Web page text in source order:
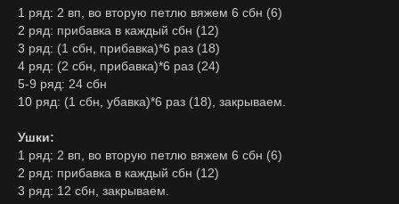
1 ряд: 2 вп, во вторую петлю вяжем 6 сбн (6)
2 ряд: прибавка в каждый сбн (12)
3 ряд: (1 сбн, прибавка)*6 раз (18)
4 ряд: (2 сбн, прибавка)*6 раз (24)
5-9 ряд: 24 сбн
10 ряд: (1 сбн, убавка)*6 раз (18), закрываем.
Ушки:
1 ряд: 2 вп, во вторую петлю вяжем 6 сбн (6)
2 ряд: прибавка в каждый сбн (12)
3 ряд: 12 сбн, закрываем.